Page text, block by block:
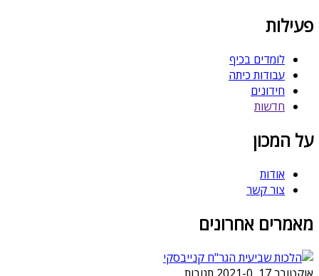
פעילות
לומדים בכיף
עבודות כיתה
חידונים
חדשות
על המכון
אודות
צור קשר
מאמרים אחרונים